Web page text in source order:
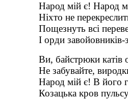
Народ мій є! Народ
Ніхто не
Пощезнуть всі
І орди завойовників-
Ви, байстрюки катів
Не забувайте,
Народ мій є! В його
Козацька кров